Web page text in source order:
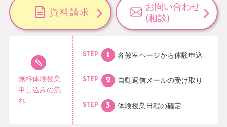
資料請求
お問い合わせ
(相談)
無料体験授業
申し込みの流
れ
STEP 各教室ページから体験申込
STEP 自動返信メールの受け取り
STEP 体験授業日程の確定